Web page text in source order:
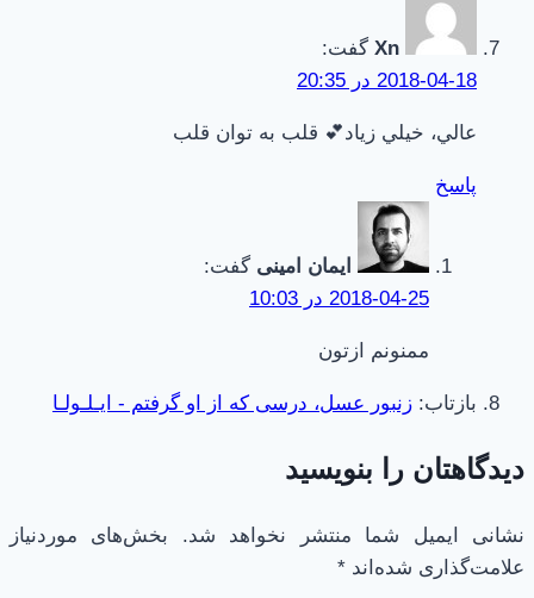
Xn گفت:
2018-04-18 در 20:35
عالي، خيلي زياد💕 قلب به توان قلب
پاسخ
ایمان امینی گفت:
2018-04-25 در 10:03
ممنونم ازتون
بازتاب: زنبور عسل، درسی که از او گرفتم - ایـلـولـا
دیدگاهتان را بنویسید
نشانی ایمیل شما منتشر نخواهد شد.
بخش‌های موردنیاز
علامت‌گذاری شده‌اند *